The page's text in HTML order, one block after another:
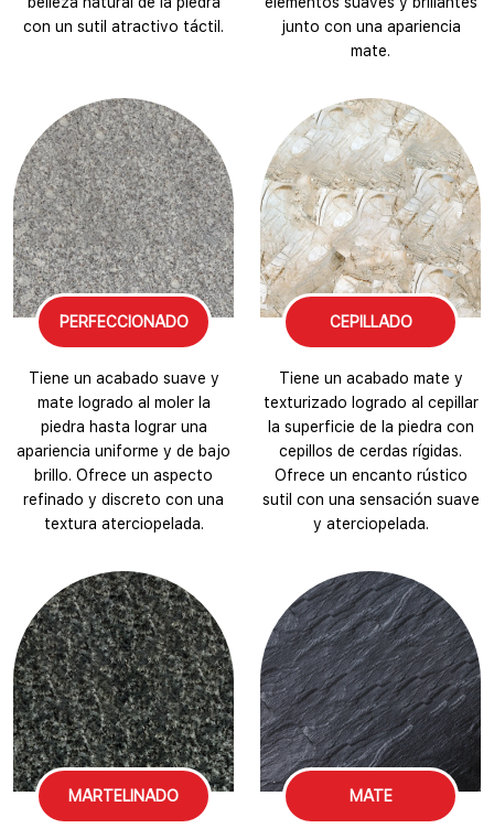
con un sutil atractivo táctil.
junto con una apariencia
mate.
PERFECCIONADO
Tiene un acabado suave y
mate logrado al moler la
piedra hasta lograr una
apariencia uniforme y de bajo
brillo. Ofrece un aspecto
refinado y discreto con una
textura aterciopelada.
CEPILLADO
Tiene un acabado mate y
texturizado logrado al cepillar
la superficie de la piedra con
cepillos de cerdas rígidas.
Ofrece un encanto rústico
sutil con una sensación suave
y aterciopelada.
MARTELINADO MATE